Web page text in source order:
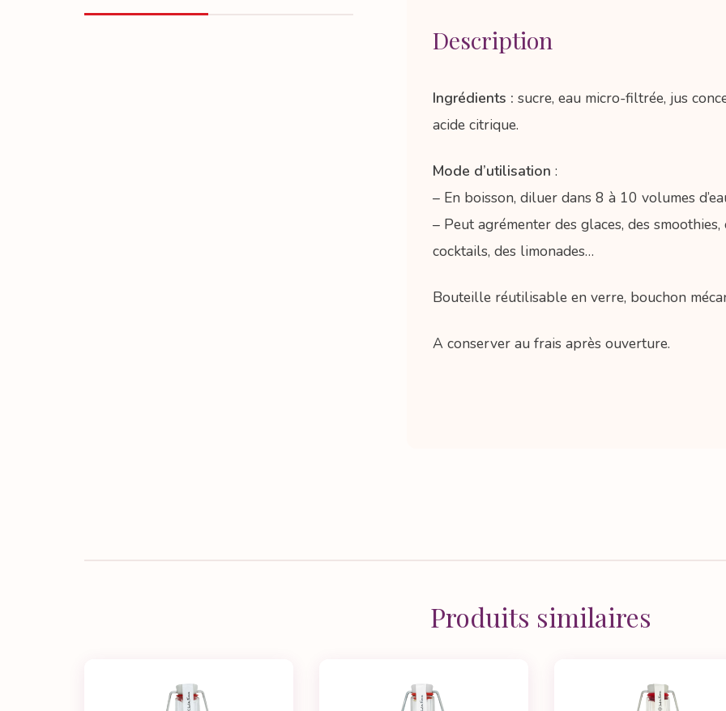
Description
Ingrédients : sucre, eau micro-filtrée, jus
acide citrique.
Mode d’utilisation :
– En boisson, diluer dans 8 à 10 volumes
– Peut agrémenter des glaces, des
cocktails, des limonades…
Bouteille réutilisable en verre, bouchon
A conserver au frais après ouverture.
Produits similaires